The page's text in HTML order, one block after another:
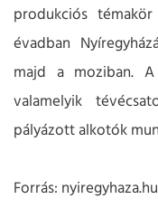
produkciós
évadban
majd a moziban.
valamelyik
pályázott alkotók
Forrás: nyiregyhaza.hu